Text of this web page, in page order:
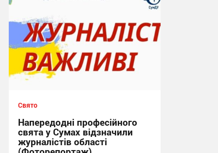
Свято
Напередодні професійного
свята у Сумах відзначили
журналістів області